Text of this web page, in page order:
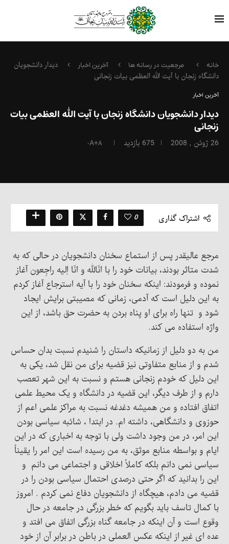
خانه مرجعیت در رسانه ها آخرین اخبار
دیدار دانشجویان
دانشگاه زنجان با آیت الله العظمی بیات زنجانی
آخرین اخبار
دیدار دانشجویان دانشگاه زنجان با آیت الله العظمی بیات
زنجانی
26 ژوئن , 2008 675 بازدید A+A-
اشتراک گذاری 0
مرجع عالیقدر پس از استماع سخنان دانشجویان در حالی که به
شدت متاثر بودند، بیانات خود را با انّالله و انّا اِلیه راجِعون آغاز
نموده و فرمودند: اینکه سخنان خود را با آیه استرجاع آغاز کردم
به این دلیل است که آدمی، زمانی که مصیبتی برایش ایجاد
شود و تنها راه برای او پناه بردن به حضرت حق باشد، از این
واژه استفاده می کند.
من به دو دلیل از زمانیکه داستان را شنیدم نسبت بدان حساس
شدم و از منابع متفاوتی نیز قضیه برای من نقل شد، یکی به
این دلیل که خودم زنجانی هستم و نسبت به این شهر تعصب
دارم و از طرف دیگر، این قضیه در دانشگاه و یک محیط علمی
اتفاق افتاده و من همیشه دغدغه نسبت به مراکز علمی اعم از
حوزوی و دانشگاهی، داشته ام. در ابتدا ، شائبه سیاسی بودن
این امر، در من وجود داشت ولی با توجه به اخباری که در این
ایام و بواسطه منابع موثق، به من رسیده است این امر را یقیناً
سیاسی نمی دانم بلکه کاملاً اخلاقی و اجتماعی می دانم و
این را بدانید که اگر حتی درصدی احتمال سیاسی بودن را در
قضیه می دادم، هیچگاه از دانشجویان دفاع نمی کردم . امروز
با کمال تاسف باید بگویم که خطر بزرگی در جامعه در حال
وقوع است و آن اینکه در جامعه گناه بزرگی اتفاق می افتد و
عده ای غیر از اینکه عکس العملی در باطن در برابر آن از خود